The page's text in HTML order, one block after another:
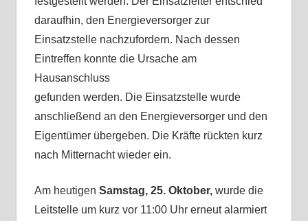
daraufhin, den Energieversorger zur
Einsatzstelle nachzufordern. Nach dessen
Eintreffen konnte die Ursache am
Hausanschluss
gefunden werden. Die Einsatzstelle wurde
anschließend an den Energieversorger und den
Eigentümer übergeben. Die Kräfte rückten kurz
nach Mitternacht wieder ein.
Am heutigen Samstag, 25. Oktober,wurde die
Leitstelle um kurz vor 11:00 Uhr erneut alarmiert